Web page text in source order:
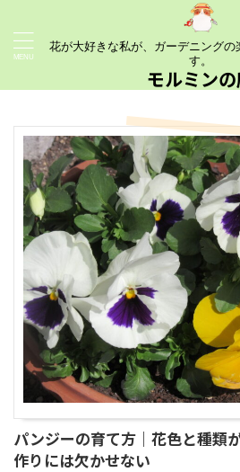
花が大好きな私が、ガーデニングの
す。
モルミン
パンジーの育て方｜花色と種類
作りには欠かせない